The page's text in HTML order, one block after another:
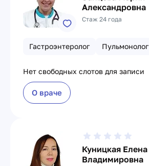
Александровна
Стаж 24 года
Гастроэнтеролог Пульмонолог
Нет свободных слотов для записи
О враче
Куницкая Елена
Владимировна